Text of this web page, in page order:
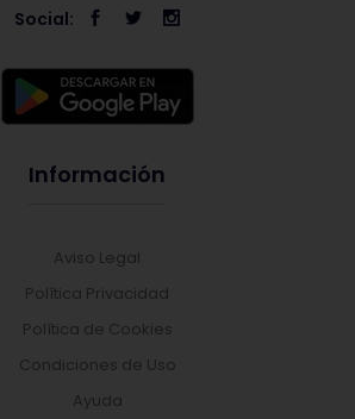
Social:
Información
Aviso Legal
Política Privacidad
Política de Cookies
Condiciones de Uso
Ayuda